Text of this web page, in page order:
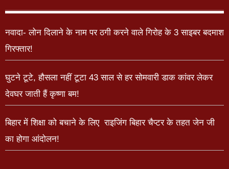
नवादा- लोन दिलाने के नाम पर ठगी करने वाले गिरोह के 3 साइबर बदमाश
गिरफ्तार!
घुटने टूटे, हौसला नहीं टूटा 43 साल से हर सोमवारी डाक कांवर लेकर
देवघर जाती हैं कृष्णा बम!
बिहार में शिक्षा को बचाने के लिए राइजिंग बिहार चैप्टर के तहत जेन जी
का होगा आंदोलन!